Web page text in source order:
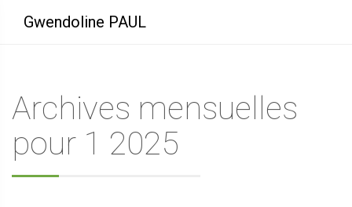
Gwendoline PAUL
Archives mensuelles
pour 1 2025